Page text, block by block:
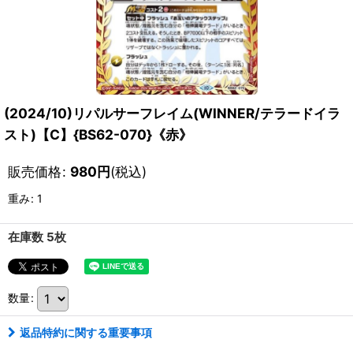
(2024/10)リパルサーフレイム(WINNER/テラードイラ
スト)【C】{BS62-070}《赤》
販売価格: 980円(税込)
重み: 1
在庫数 5枚
数量:
返品特約に関する重要事項